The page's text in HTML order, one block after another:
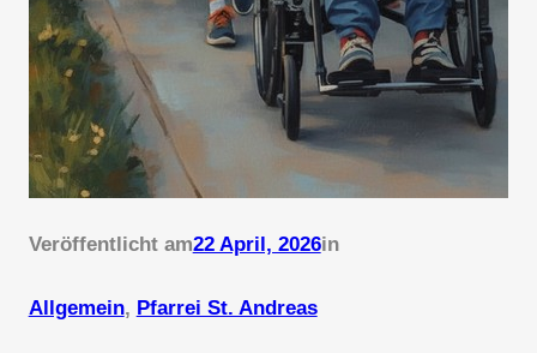
Veröffentlicht am22 April, 2026in
Allgemein, Pfarrei St. Andreas